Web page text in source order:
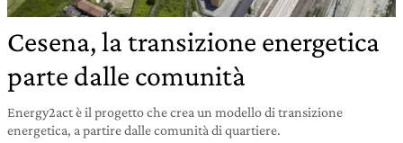
Cesena, la transizione energetica
parte dalle comunità
Energy2act è il progetto che crea un modello di transizione
energetica, a partire dalle comunità di quartiere.